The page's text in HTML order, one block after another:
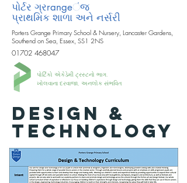
પોર્ટર ગ્રrangeંજ
પ્રાથમિક શાળા અને નર્સરી
Porters Grange Primary School & Nursery, Lancaster Gardens,
Southend on Sea, Essex, SS1 2NS
01702 468047
પોર્ટિકો એકેડેમી ટ્રસ્ટનો ભાગ.
ખોલવાના દરવાજા, અનલોક સંભવિત
DESIGN &
TECHNOLOGY